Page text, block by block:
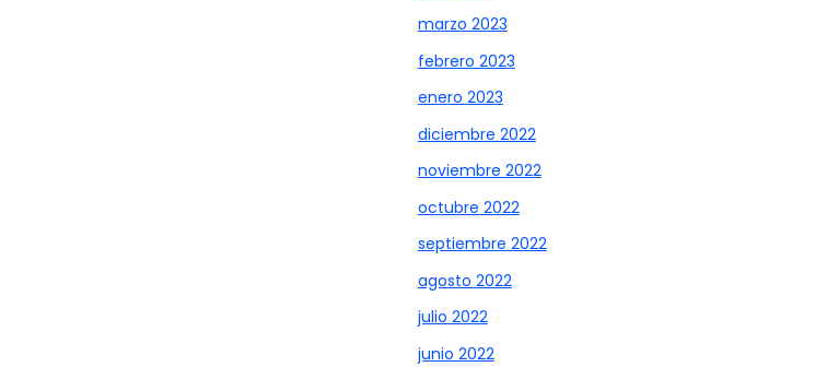
marzo 2023
febrero 2023
enero 2023
diciembre 2022
noviembre 2022
octubre 2022
septiembre 2022
agosto 2022
julio 2022
junio 2022